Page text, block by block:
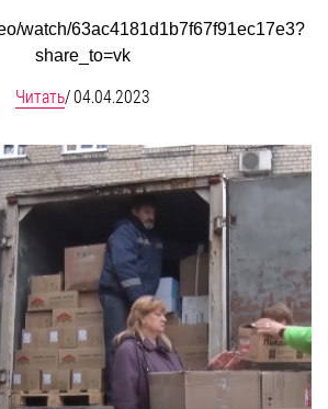
watch/63ac4181d1b7f67f91ec17e3?
share_to=vk
Читать/04.04.2023